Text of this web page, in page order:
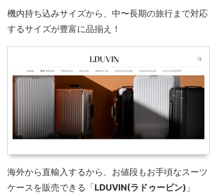
機内持ち込みサイズから、中〜長期の旅行まで対応
するサイズが豊富に品揃え！
海外から直輸入するから、お値段もお手頃なスーツ
ケースを販売できる「 LDUVIN(ラドゥービン) 」